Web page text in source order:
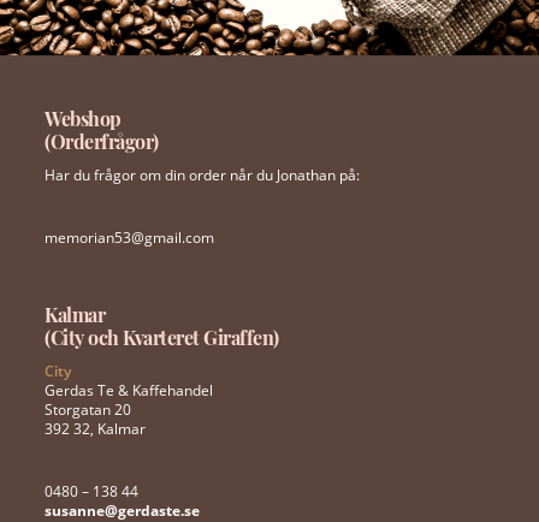
Webshop
(Orderfrågor)
Har du frågor om din order når du Jonathan på:
memorian53@gmail.com
Kalmar
(City och Kvarteret Giraffen)
City
Gerdas Te & Kaffehandel
Storgatan 20
392 32, Kalmar
0480 – 138 44
susanne@gerdaste.se